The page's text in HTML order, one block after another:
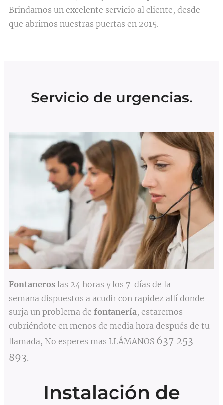
Brindamos un excelente servicio al cliente, desde
que abrimos nuestras puertas en 2015.
Servicio de urgencias.
Fontaneros las 24 horas y los 7 días de la
semana dispuestos a acudir con rapidez allí donde
surja un problema de fontanería, estaremos
cubriéndote en menos de media hora después de tu
llamada, No esperes mas LLÁMANOS 637 253
893.
Instalación de